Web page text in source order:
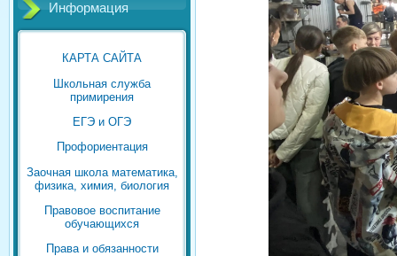
Информация
КАРТА САЙТА
Школьная служба
примирения
ЕГЭ и ОГЭ
Профориентация
Заочная школа математика,
физика, химия, биология
Правовое воспитание
обучающихся
Права и обязанности